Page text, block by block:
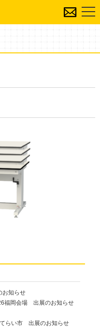
お知らせ
福岡会場 出展のお知らせ
らい市 出展のお知らせ